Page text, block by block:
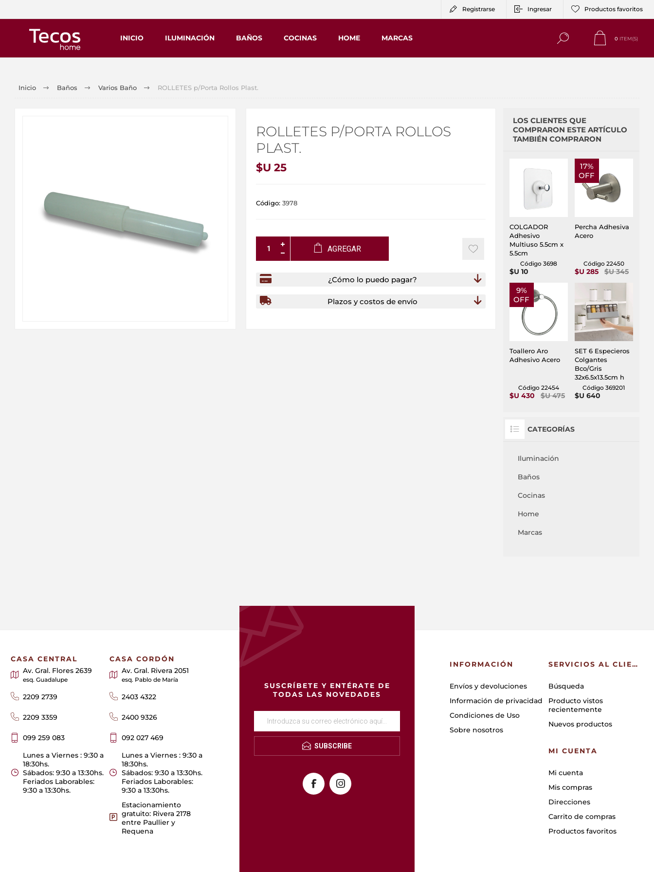
Registrarse Ingresar Productos favoritos
INICIO ILUMINACIÓN BAÑOS COCINAS HOME MARCAS 0 ITEM(S)
Inicio Baños Varios Baño ROLLETES p/Porta Rollos Plast.
ROLLETES P/PORTA ROLLOS
PLAST.
$U 25
Código: 3978
AGREGAR
¿Cómo lo puedo pagar?
Plazos y costos de envío
LOS CLIENTES QUE
COMPRARON ESTE ARTÍCULO
TAMBIÉN COMPRARON
COLGADOR
Adhesivo
Multiuso 5.5cm x
5.5cm
Código 3698
$U 10
17%
OFF
Percha Adhesiva
Acero
Código 22450
$U 285 $U 345
9%
OFF
Toallero Aro
Adhesivo Acero
Código 22454
$U 430 $U 475
SET 6 Especieros
Colgantes
Bco/Gris
32x6.5x13.5cm h
Código 369201
$U 640
CATEGORÍAS
Iluminación
Baños
Cocinas
Home
Marcas
SUSCRÍBETE Y ENTÉRATE DE
TODAS LAS NOVEDADES
SUBSCRIBE
CASA CENTRAL
Av. Gral. Flores 2639
esq. Guadalupe
2209 2739
2209 3359
099 259 083
Lunes a Viernes : 9:30 a
18:30hs.
Sábados: 9:30 a 13:30hs.
Feriados Laborables:
9:30 a 13:30hs.
CASA CORDÓN
Av. Gral. Rivera 2051
esq. Pablo de María
2403 4322
2400 9326
092 027 469
Lunes a Viernes : 9:30 a
18:30hs.
Sábados: 9:30 a 13:30hs.
Feriados Laborables:
9:30 a 13:30hs.
Estacionamiento
gratuito: Rivera 2178
entre Paullier y
Requena
INFORMACIÓN
Envíos y devoluciones
Información de privacidad
Condiciones de Uso
Sobre nosotros
SERVICIOS AL CLIENTE
Búsqueda
Producto vistos
recientemente
Nuevos productos
MI CUENTA
Mi cuenta
Mis compras
Direcciones
Carrito de compras
Productos favoritos